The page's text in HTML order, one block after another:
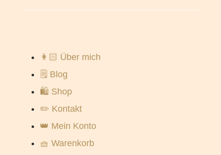
👩🏻 Über mich
🗒️ Blog
🛍️ Shop
✏️ Kontakt
👑 Mein Konto
🧺 Warenkorb